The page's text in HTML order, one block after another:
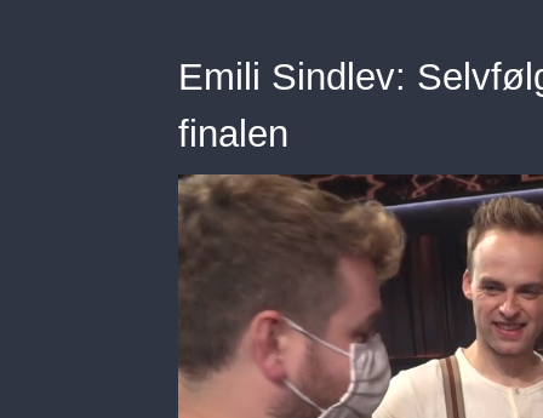
Emili Sindlev:
finalen